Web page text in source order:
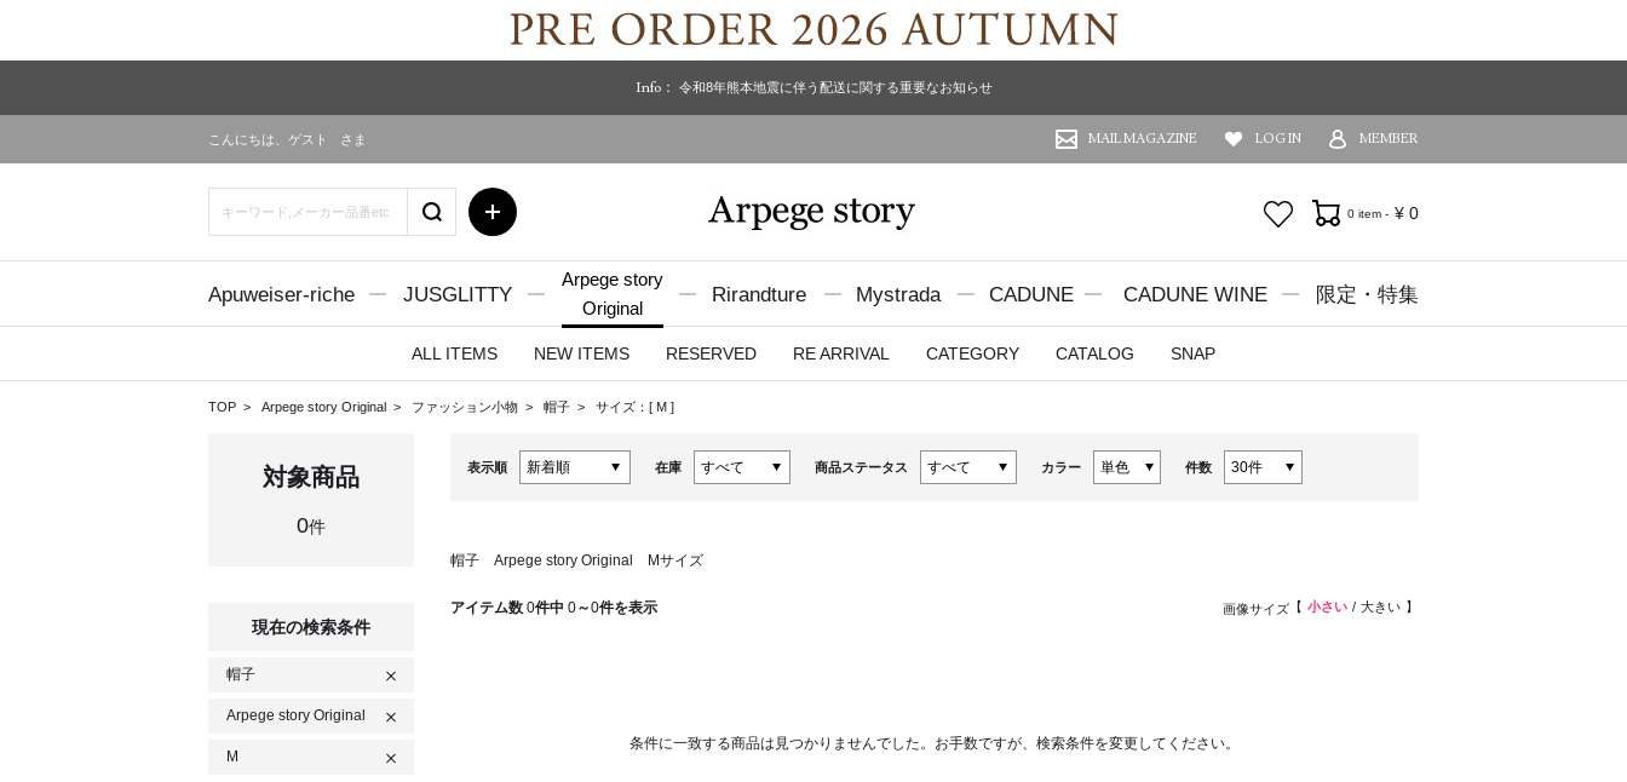
Info： 令和8年熊本地震に伴う配送に関する重要なお知らせ
こんにちは、 ゲスト さま MAIL MAGAZINE LOG IN MEMBER
お気に入り0 item - ¥ 0
Apuweiser-riche JUSGLITTY
Arpege story
Original
Rirandture Mystrada CADUNE CADUNE WINE 限定・特集
ALL ITEMS NEW ITEMS RESERVED RE ARRIVAL CATEGORY CATALOG SNAP
TOP Arpege story Original ファッション小物 帽子 サイズ：[ M ]
対象商品
0件
現在の検索条件
帽子
Arpege story Original
M
表示順 在庫 商品ステータス カラー 件数
帽子 Arpege story Original Mサイズ
アイテム数 0件中 0～0件を表示 画像サイズ 小さい 大きい
条件に一致する商品は見つかりませんでした。お手数ですが、検索条件を変更してください。